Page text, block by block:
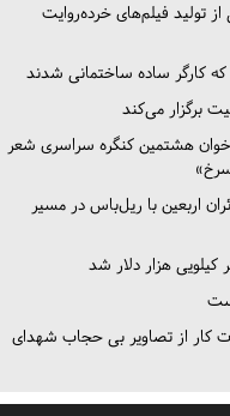
از تولید فیلم‌های خرده‌روایت
که کارگر ساده ساختمانی شدند
برگزار می‌کند
هشتمین کنگره سراسری شعر
اربعین با ریل‌باس در مسیر
هزار دلار شد
کار از تصاویر بی حجاب شهدای